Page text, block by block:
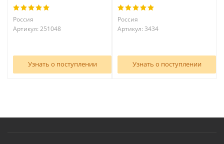
Россия
Артикул: 251048
Узнать о поступлении
Россия
Артикул: 3434
Узнать о поступлении